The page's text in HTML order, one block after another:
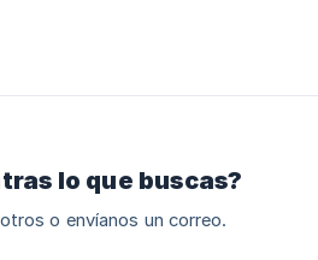
lo que buscas?
o envíanos un correo.